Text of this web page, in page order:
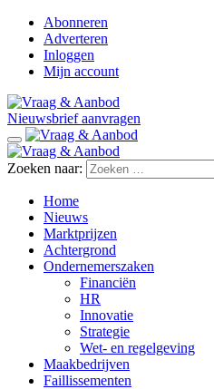
Abonneren
Adverteren
Inloggen
Mijn account
Nieuwsbrief aanvragen
Zoeken naar:
Home
Nieuws
Marktprijzen
Achtergrond
Ondernemerszaken
Financiën
HR
Innovatie
Strategie
Wet- en regelgeving
Maakbedrijven
Faillissementen